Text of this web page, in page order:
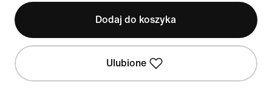
Dodaj do koszyka
Ulubione